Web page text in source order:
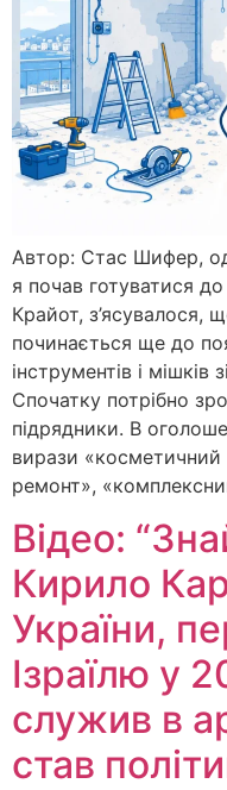
Автор: Стас Шифер,
я почав готуватися
Крайот, з’ясувалося,
починається ще до
інструментів і мішків
Спочатку потрібно
підрядники. В
вирази «косметичний
ремонт»,
Відео:
Кирило
України,
Ізраїлю у
служив в
став